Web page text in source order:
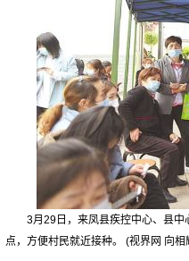
3月29日，来凤县疾控中心、县
点，方便村民就近接种。 (视界网 向相